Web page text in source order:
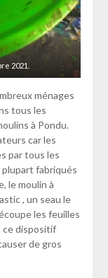
2021.
ménages
tous les
à Pondu.
car les
par tous les
plupart fabriqués
le moulin à
, un seau le
les feuilles
ce dispositif
de gros